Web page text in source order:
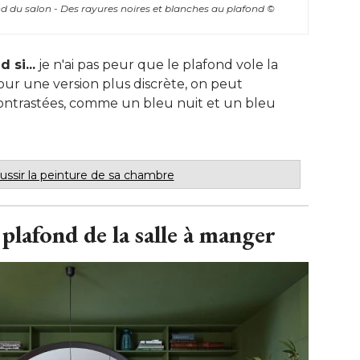
du salon - Des rayures noires et blanches au plafond©
si... je n'ai pas peur que le plafond vole la
une version plus discrète, on peut
comme un bleu nuit et un bleu
la peinture de sa chambre
de la salle à manger